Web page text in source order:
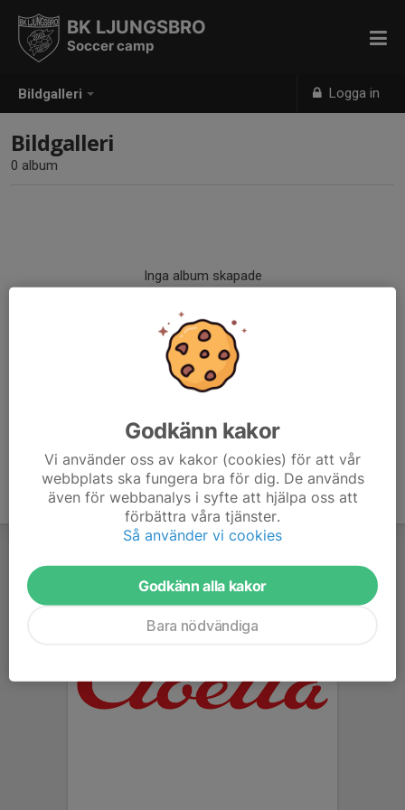
Bildgalleri Logga in
BK LJUNGSBRO
Soccer camp
Bildgalleri
0 album
Inga album skapade
Godkänn kakor
Vi använder oss av kakor (cookies) för att vår
webbplats ska fungera bra för dig. De används
även för webbanalys i syfte att hjälpa oss att
förbättra våra tjänster.
Så använder vi cookies
Godkänn alla kakor
Bara nödvändiga